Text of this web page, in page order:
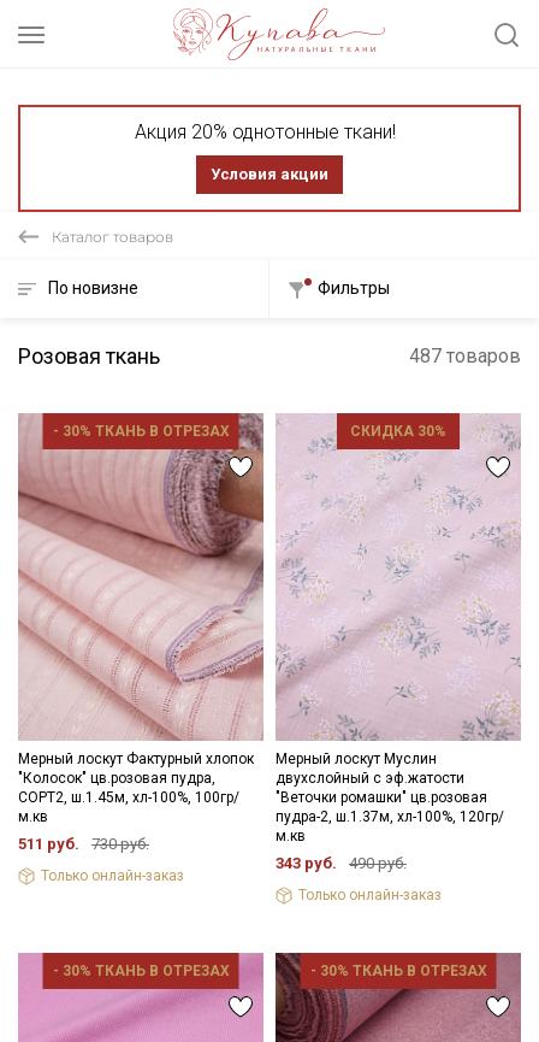
Акция 20% однотонные ткани!
Условия акции
Каталог товаров
По новизне Фильтры
Розовая ткань 487 товаров
- 30% ТКАНЬ В ОТРЕЗАХ
Мерный лоскут Фактурный хлопок
"Колосок" цв.розовая пудра,
СОРТ2, ш.1.45м, хл-100%, 100гр/
м.кв
511 руб. 730 руб.
Только онлайн-заказ
СКИДКА 30%
Мерный лоскут Муслин
двухслойный с эф.жатости
"Веточки ромашки" цв.розовая
пудра-2, ш.1.37м, хл-100%, 120гр/
м.кв
343 руб. 490 руб.
Только онлайн-заказ
- 30% ТКАНЬ В ОТРЕЗАХ - 30% ТКАНЬ В ОТРЕЗАХ